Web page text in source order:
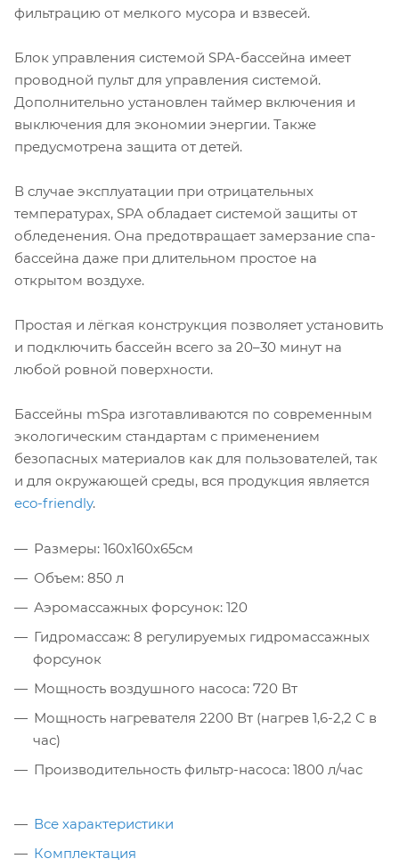
фильтрацию от мелкого мусора и взвесей.
Блок управления системой SPA-бассейна имеет
проводной пульт для управления системой.
Дополнительно установлен таймер включения и
выключения для экономии энергии. Также
предусмотрена защита от детей.
В случае эксплуатации при отрицательных
температурах, SPA обладает системой защиты от
обледенения. Она предотвращает замерзание спа-
бассейна даже при длительном простое на
открытом воздухе.
Простая и лёгкая конструкция позволяет установить
и подключить бассейн всего за 20–30 минут на
любой ровной поверхности.
Бассейны mSpa изготавливаются по современным
экологическим стандартам с применением
безопасных материалов как для пользователей, так
и для окружающей среды, вся продукция является
eco-friendly.
Размеры: 160х160х65см
Объем: 850 л
Аэромассажных форсунок: 120
Гидромассаж: 8 регулируемых гидромассажных
форсунок
Мощность воздушного насоса: 720 Вт
Мощность нагревателя 2200 Вт (нагрев 1,6-2,2 С в
час)
Производительность фильтр-насоса: 1800 л/час
Все характеристики
Комплектация